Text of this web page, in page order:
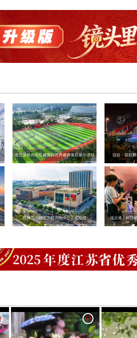
连云港举办全民健身日优秀健身项目展示活动 仪征：双虹
应对高温天气 苏州工业园区东部市民中心正式启用 连云港：科技